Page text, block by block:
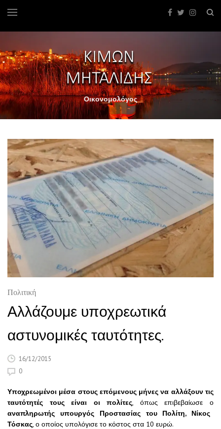
Οικονομολόγος
Πολιτική
Αλλάζουμε υποχρεωτικά
αστυνομικές ταυτότητες.
16/12/2015
0
Υποχρεωμένοι μέσα στους επόμενους μήνες να αλλάξουν τις
ταυτότητές τους είναι οι πολίτες, όπως επιβεβαίωσε ο
αναπληρωτής υπουργός Προστασίας του Πολίτη, Νίκος
Τόσκας, ο οποίος υπολόγισε το κόστος στα 10 ευρώ.